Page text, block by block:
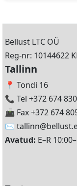
Bellust LTC OÜ
Reg-nr: 10144622
Tallinn
📍 Tondi 16
📞 Tel +372 674
📠 Fax +372 674
✉️
Avatud: E–R